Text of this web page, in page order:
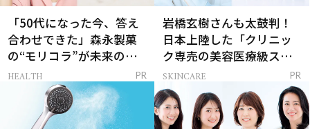
「50代になった今、答え
合わせできた」森永製菓
の“モリコラ”が未来のキ
レイを連れてくる！
HEALTH PR
岩橋玄樹さんも太鼓判！
日本上陸した「クリニッ
ク専売の美容医療級スキ
ンケア」
SKINCARE PR